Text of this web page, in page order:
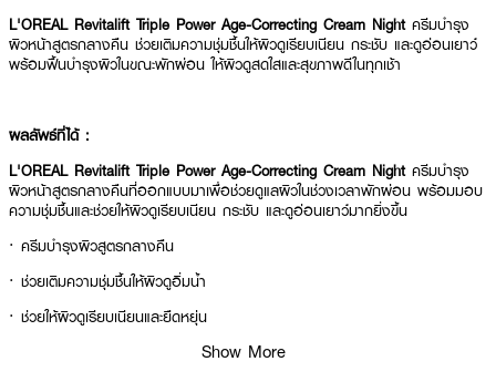
L'OREAL Revitalift Triple Power Age-Correcting Cream Night ครีมบำรุง
ผิวหน้าสูตรกลางคืน ช่วยเติมความชุ่มชื้นให้ผิวดูเรียบเนียน กระชับ และดูอ่อนเยาว์
พร้อมฟื้นบำรุงผิวในขณะพักผ่อน ให้ผิวดูสดใสและสุขภาพดีในทุกเช้า
ผลลัพธ์ที่ได้ :
L'OREAL Revitalift Triple Power Age-Correcting Cream Night ครีมบำรุง
ผิวหน้าสูตรกลางคืนที่ออกแบบมาเพื่อช่วยดูแลผิวในช่วงเวลาพักผ่อน พร้อมมอบ
ความชุ่มชื้นและช่วยให้ผิวดูเรียบเนียน กระชับ และดูอ่อนเยาว์มากยิ่งขึ้น
· ครีมบำรุงผิวสูตรกลางคืน
· ช่วยเติมความชุ่มชื้นให้ผิวดูอิ่มน้ำ
· ช่วยให้ผิวดูเรียบเนียนและยืดหยุ่น
· ช่วยให้ริ้วรอยดูลดเลือนเมื่อใช้อย่างต่อเนื่อง
Show More